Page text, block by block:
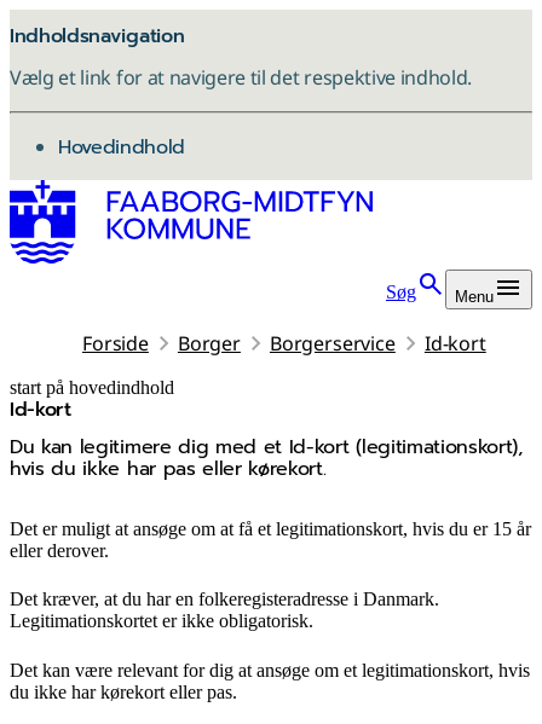
Indholdsnavigation
Vælg et link for at navigere til det respektive indhold.
gå til
Hovedindhold
Søg Menu
Forside Borger Borgerservice Id-kort
start på hovedindhold
Id-kort
Du kan legitimere dig med et Id-kort (legitimationskort),
hvis du ikke har pas eller kørekort.
senest opdateret 12. juni 2026
Det er muligt at ansøge om at få et legitimationskort, hvis du er 15 år
eller derover.
Det kræver, at du har en folkeregisteradresse i Danmark.
Legitimationskortet er ikke obligatorisk.
Det kan være relevant for dig at ansøge om et legitimationskort, hvis
du ikke har kørekort eller pas.